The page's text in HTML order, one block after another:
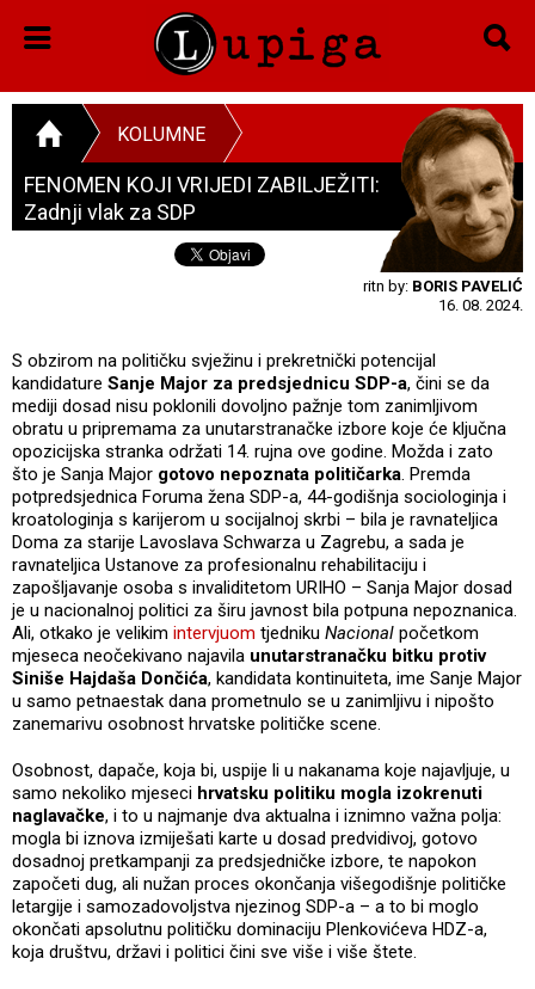
KOLUMNE
FENOMEN KOJI VRIJEDI ZABILJEŽITI:
Zadnji vlak za SDP
ritn by: BORIS PAVELIĆ
16. 08. 2024.
S obzirom na političku svježinu i prekretnički potencijal
kandidature Sanje Major za predsjednicu SDP-a, čini se da
mediji dosad nisu poklonili dovoljno pažnje tom zanimljivom
obratu u pripremama za unutarstranačke izbore koje će ključna
opozicijska stranka održati 14. rujna ove godine. Možda i zato
što je Sanja Major gotovo nepoznata političarka. Premda
potpredsjednica Foruma žena SDP-a, 44-godišnja sociologinja i
kroatologinja s karijerom u socijalnoj skrbi – bila je ravnateljica
Doma za starije Lavoslava Schwarza u Zagrebu, a sada je
ravnateljica Ustanove za profesionalnu rehabilitaciju i
zapošljavanje osoba s invaliditetom URIHO – Sanja Major dosad
je u nacionalnoj politici za širu javnost bila potpuna nepoznanica.
Ali, otkako je velikim intervjuom tjedniku Nacional početkom
mjeseca neočekivano najavila unutarstranačku bitku protiv
Siniše Hajdaša Dončića, kandidata kontinuiteta, ime Sanje Major
u samo petnaestak dana prometnulo se u zanimljivu i nipošto
zanemarivu osobnost hrvatske političke scene.
Osobnost, dapače, koja bi, uspije li u nakanama koje najavljuje, u
samo nekoliko mjeseci hrvatsku politiku mogla izokrenuti
naglavačke, i to u najmanje dva aktualna i iznimno važna polja:
mogla bi iznova izmiješati karte u dosad predvidivoj, gotovo
dosadnoj pretkampanji za predsjedničke izbore, te napokon
započeti dug, ali nužan proces okončanja višegodišnje političke
letargije i samozadovoljstva njezinog SDP-a – a to bi moglo
okončati apsolutnu političku dominaciju Plenkovićeva HDZ-a,
koja društvu, državi i politici čini sve više i više štete.